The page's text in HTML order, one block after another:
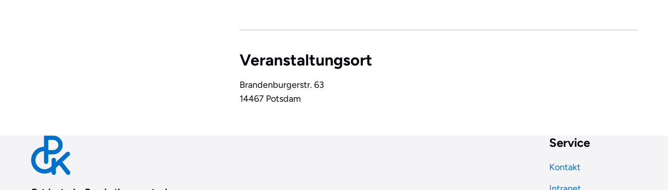
Veranstaltungsort
Brandenburgerstr. 63
14467 Potsdam
Service
Kontakt